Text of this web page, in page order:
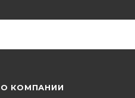
О КОМПАНИИ